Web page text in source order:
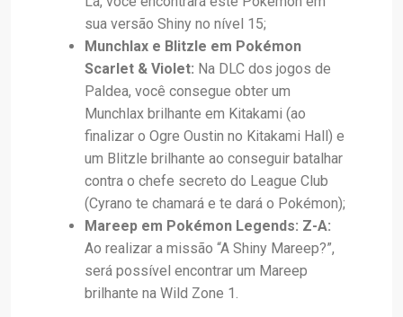
sua versão Shiny no nível 15;
Munchlax e Blitzle em Pokémon
Scarlet & Violet: Na DLC dos jogos de
Paldea, você consegue obter um
Munchlax brilhante em Kitakami (ao
finalizar o Ogre Oustin no Kitakami Hall) e
um Blitzle brilhante ao conseguir batalhar
contra o chefe secreto do League Club
(Cyrano te chamará e te dará o Pokémon);
Mareep em Pokémon Legends: Z-A:
Ao realizar a missão “A Shiny Mareep?”,
será possível encontrar um Mareep
brilhante na Wild Zone 1.